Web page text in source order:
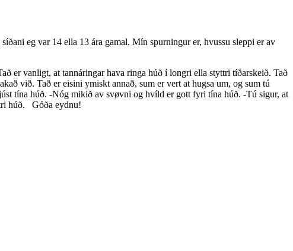
eg var 14 ella 13 ára gamal. Mín spurningur er, hvussu sleppi er av
er vanligt, at tannáringar hava ringa húð í longri ella styttri tíðarskeið. Tað
við. Tað er eisini ymiskt annað, sum er vert at hugsa um, og sum tú
tína húð. -Nóg mikið av svøvni og hvíld er gott fyri tína húð. -Tú sigur, at
húð. Góða eydnu!